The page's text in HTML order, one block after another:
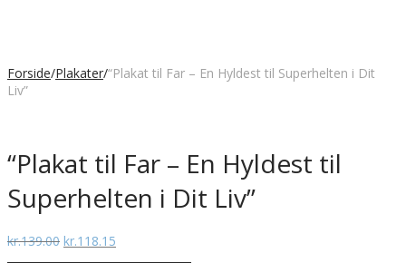
Forside/Plakater/“Plakat til Far – En Hyldest til Superhelten i Dit
Liv”
“Plakat til Far – En Hyldest til
Superhelten i Dit Liv”
kr.139.00 Den
kr.118.15